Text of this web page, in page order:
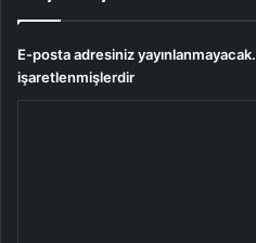
E-posta adresiniz yayınlanmayacak.
işaretlenmişlerdir